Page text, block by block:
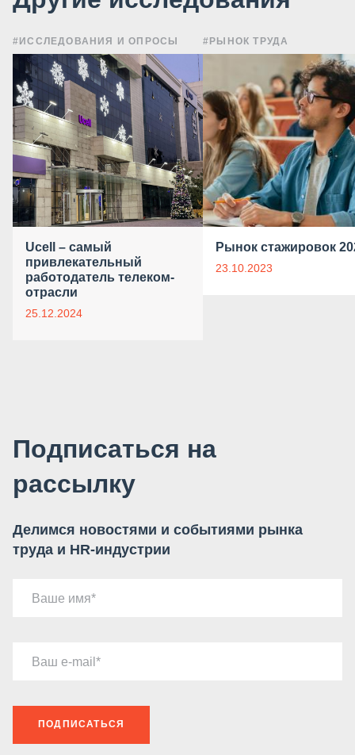
#ИССЛЕДОВАНИЯ И ОПРОСЫ
Ucell – самый
привлекательный
работодатель телеком-
отрасли
25.12.2024
#РЫНОК ТРУДА
Рынок стажировок
23.10.2023
Подписаться на
рассылку
Делимся новостями и событиями рынка
труда и HR-индустрии
Ваше имя
Ваш e-mail
ПОДПИСАТЬСЯ